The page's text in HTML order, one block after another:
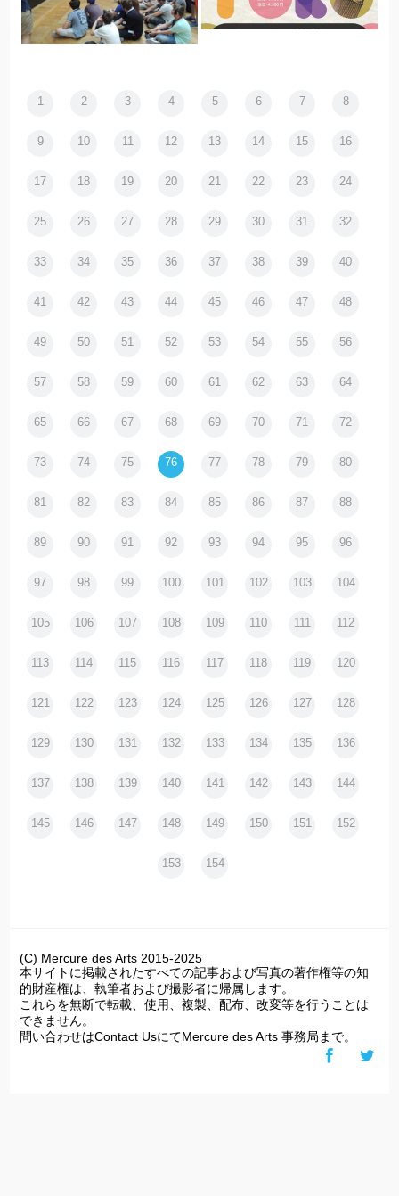
1 2 3 4 5 6 7 8
9 10 11 12 13 14 15 16
17 18 19 20 21 22 23 24
25 26 27 28 29 30 31 32
33 34 35 36 37 38 39 40
41 42 43 44 45 46 47 48
49 50 51 52 53 54 55 56
57 58 59 60 61 62 63 64
65 66 67 68 69 70 71 72
73 74 75 76 77 78 79 80
81 82 83 84 85 86 87 88
89 90 91 92 93 94 95 96
97 98 99 100 101 102 103 104
105 106 107 108 109 110 111 112
113 114 115 116 117 118 119 120
121 122 123 124 125 126 127 128
129 130 131 132 133 134 135 136
137 138 139 140 141 142 143 144
145 146 147 148 149 150 151 152
153 154
(C) Mercure des Arts 2015-2025
本サイトに掲載されたすべての記事および写真の著作権等の知
的財産権は、執筆者および撮影者に帰属します。
これらを無断で転載、使用、複製、配布、改変等を行うことは
できません。
問い合わせはContact UsにてMercure des Arts 事務局まで。